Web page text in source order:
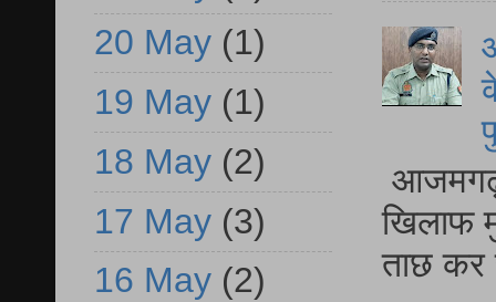
आजमगढ़
खिलाफ
ताछ कर
20 May (1)
19 May (1)
18 May (2)
17 May (3)
16 May (2)